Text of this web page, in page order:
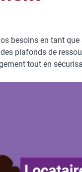
besoins en tant
plafonds de
tout en